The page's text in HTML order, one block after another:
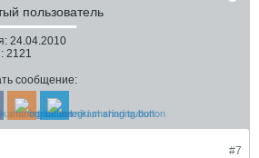
пользователь
24.04.2010
2121
сообщение:
#7